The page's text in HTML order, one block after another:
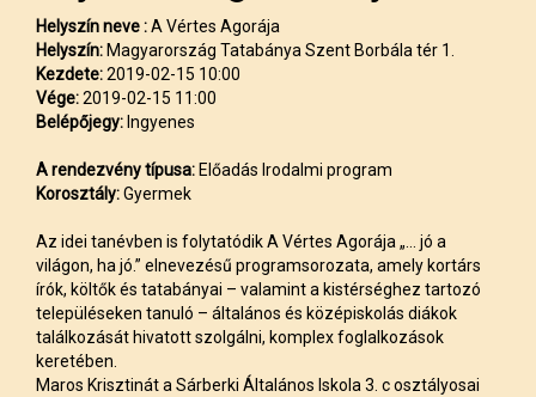
Helyszín neve :A Vértes Agorája
Helyszín: Magyarország Tatabánya Szent Borbála tér 1.
Kezdete:2019-02-15 10:00
Vége:2019-02-15 11:00
Belépőjegy: Ingyenes
A rendezvény típusa: Előadás Irodalmi program
Korosztály:Gyermek
Az idei tanévben is folytatódik A Vértes Agorája „… jó a
világon, ha jó.” elnevezésű programsorozata, amely kortárs
írók, költők és tatabányai – valamint a kistérséghez tartozó
településeken tanuló – általános és középiskolás diákok
találkozását hivatott szolgálni, komplex foglalkozások
keretében.
Maros Krisztinát a Sárberki Általános Iskola 3. c osztályosai